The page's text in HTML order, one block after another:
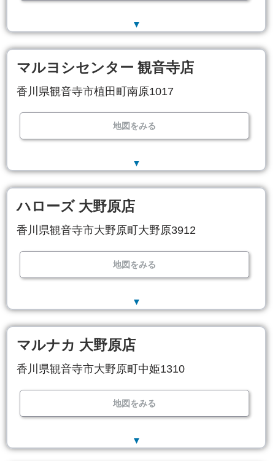
▼
マルヨシセンター 観音寺店
香川県観音寺市植田町南原1017
地図をみる
▼
ハローズ 大野原店
香川県観音寺市大野原町大野原3912
地図をみる
▼
マルナカ 大野原店
香川県観音寺市大野原町中姫1310
地図をみる
▼